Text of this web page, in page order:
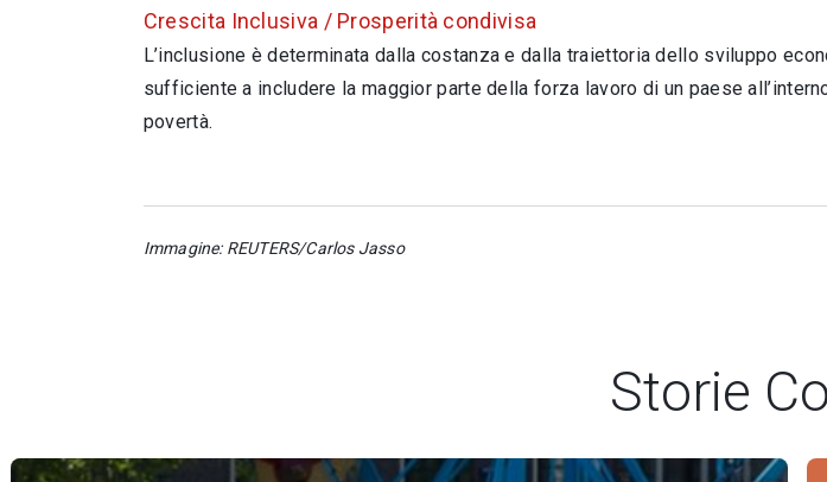
Crescita Inclusiva / Prosperità condivisa
L’inclusione è determinata dalla costanza e dalla traiettoria dello sviluppo
sufficiente a includere la maggior parte della forza lavoro di un paese
povertà.
Immagine: REUTERS/Carlos Jasso
Storie